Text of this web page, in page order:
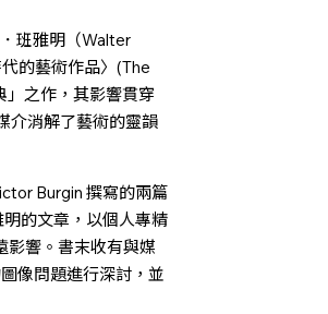
班雅明（Walter
的藝術作品〉(The
之作，其影響貫穿
介消解了藝術的靈韻
Burgin 撰寫的兩篇
的文章，以個人專精
影響。書末收有與媒
像問題進行深討，並